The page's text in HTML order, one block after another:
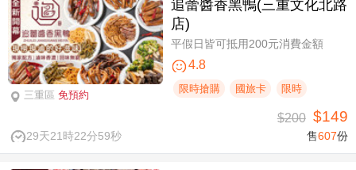
三重區 免預約
追蕾醬香黑鴨(三重文化北路
店)
平假日皆可抵用200元消費金額
4.8
限時搶購 國旅卡 限時
29天21時22分58秒
$200 $149
售607份